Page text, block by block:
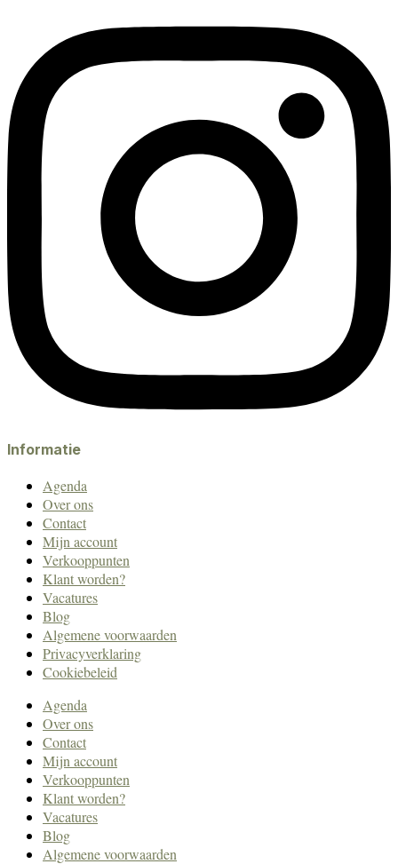
Informatie
Agenda
Over ons
Contact
Mijn account
Verkooppunten
Klant worden?
Vacatures
Blog
Algemene voorwaarden
Privacyverklaring
Cookiebeleid
Agenda
Over ons
Contact
Mijn account
Verkooppunten
Klant worden?
Vacatures
Blog
Algemene voorwaarden